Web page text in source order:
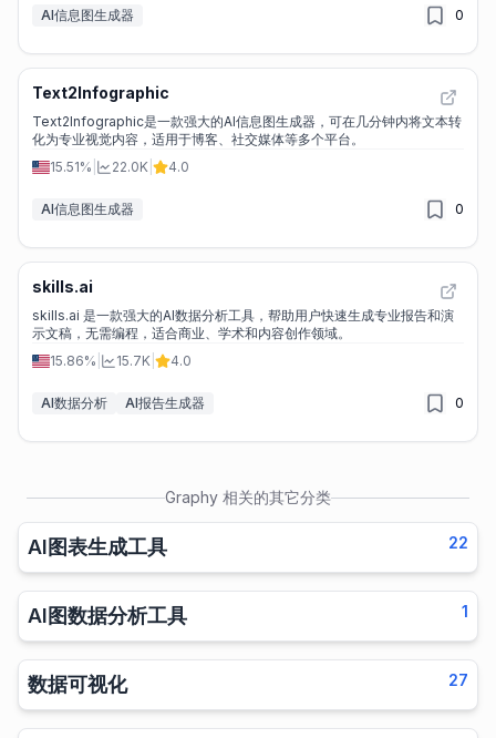
AI信息图生成器 0
Text2Infographic
Text2Infographic是一款强大的AI信息图生成器，可在几分钟内将文本转
化为专业视觉内容，适用于博客、社交媒体等多个平台。
15.51%
22.0K 4.0
AI信息图生成器 0
skills.ai
skills.ai 是一款强大的AI数据分析工具，帮助用户快速生成专业报告和演
示文稿，无需编程，适合商业、学术和内容创作领域。
15.86%
15.7K 4.0
AI数据分析 AI报告生成器 0
Graphy 相关的其它分类
AI图表生成工具 22
AI图数据分析工具 1
数据可视化 27